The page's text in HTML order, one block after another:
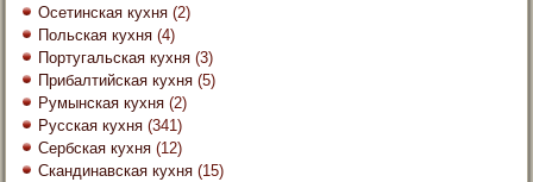
Осетинская кухня (2)
Польская кухня (4)
Португальская кухня (3)
Прибалтийская кухня (5)
Румынская кухня (2)
Русская кухня (341)
Сербская кухня (12)
Скандинавская кухня (15)